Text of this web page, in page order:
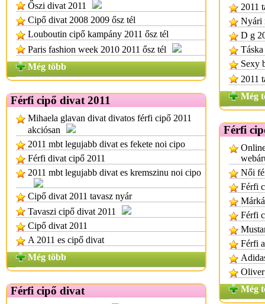
Őszi divat 2011
Cipő divat 2008 2009 ősz tél
Louboutin cipő kampány 2011 ősz tél
Paris fashion week 2010 2011 ősz tél
Még több
Férfi cipő divat 2011
Mihaela glavan divat divatos férfi cipő 2011
akciósan
2011 mbt legujabb divat es fekete noi cipo
Férfi divat cipő 2011
2011 mbt legujabb divat es kremszinu noi cipo
Cipő divat 2011 tavasz nyár
Tavaszi cipő divat 2011
Cipő divat 2011
A 2011 es cipő divat
Még több
Férfi cipő divat
2011
Nyári
D g
Sexy
2011
Még
Férfi
Női
Férfi
Férfi
Férfi
Még